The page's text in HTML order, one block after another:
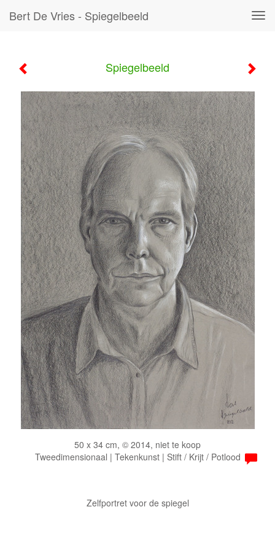
Bert De Vries - Spiegelbeeld
Spiegelbeeld
50 x 34 cm, © 2014, niet te koop
Tweedimensionaal | Tekenkunst | Stift / Krijt / Potlood
Zelfportret voor de spiegel